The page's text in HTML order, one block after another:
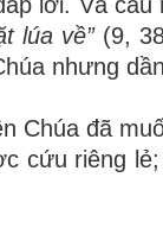
lúa về”(9,
nhưng
Chúa đã
cứu riêng